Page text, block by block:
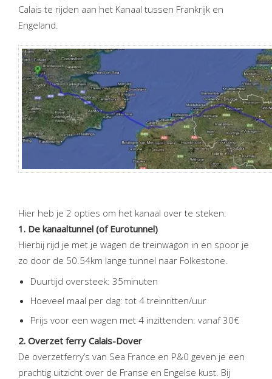
Calais te rijden aan het Kanaal tussen Frankrijk en
Engeland.
Hier heb je 2 opties om het kanaal over te steken:
1. De kanaaltunnel (of Eurotunnel)
Hierbij rijd je met je wagen de treinwagon in en spoor je
zo door de 50.54km lange tunnel naar Folkestone.
Duurtijd oversteek: 35minuten
Hoeveel maal per dag: tot 4 treinritten/uur
Prijs voor een wagen met 4 inzittenden: vanaf 30€
2. Overzet ferry Calais-Dover
De overzetferry’s van Sea France en P&0 geven je een
prachtig uitzicht over de Franse en Engelse kust. Bij